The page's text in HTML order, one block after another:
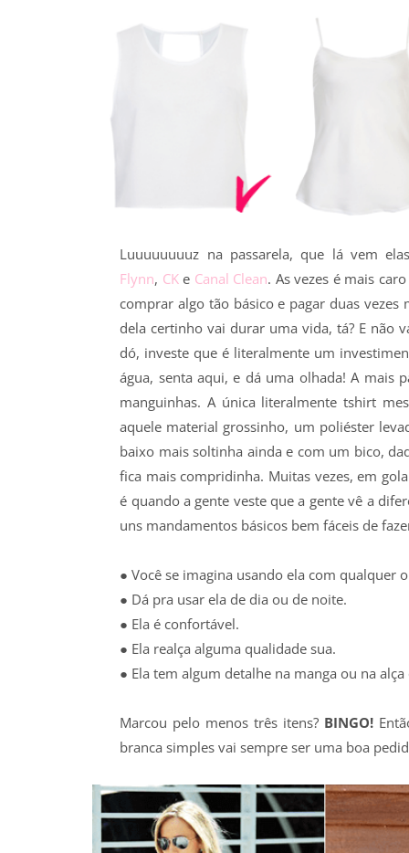
Luuuuuuuuz na passarela, que lá vem
Flynn, CKe Canal Clean. As vezes é mais
comprar algo tão básico e pagar duas
dela certinho vai durar uma vida, tá? E não
dó, investe que é literalmente um
água, senta aqui, e dá uma olhada! A mais
manguinhas. A única literalmente tshirt
aquele material grossinho, um poliéster
baixo mais soltinha ainda e com um bico,
fica mais compridinha. Muitas vezes, em
é quando a gente veste que a gente vê a
uns mandamentos básicos bem fáceis de
● Você se imagina usando ela com qualquer
● Dá pra usar ela de dia ou de noite.
● Ela é confortável.
● Ela realça alguma qualidade sua.
● Ela tem algum detalhe na manga ou na
Marcou pelo menos três itens? BINGO!
branca simples vai sempre ser uma boa